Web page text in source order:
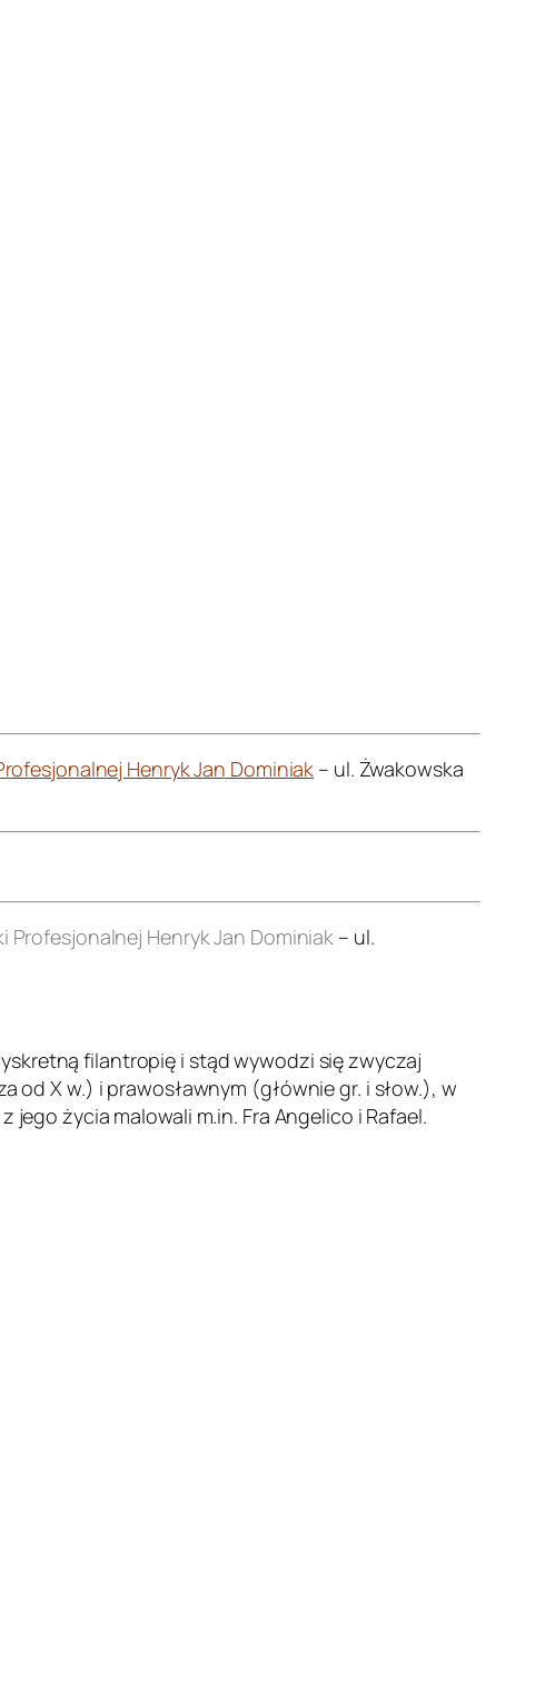
Henryk Jan Dominiak – ul. Żwakowska
Henryk Jan Dominiak – ul.
filantropię i stąd wywodzi się zwyczaj
X w.) i prawosławnym (głównie gr. i słow.), w
życia malowali m.in. Fra Angelico i Rafael.